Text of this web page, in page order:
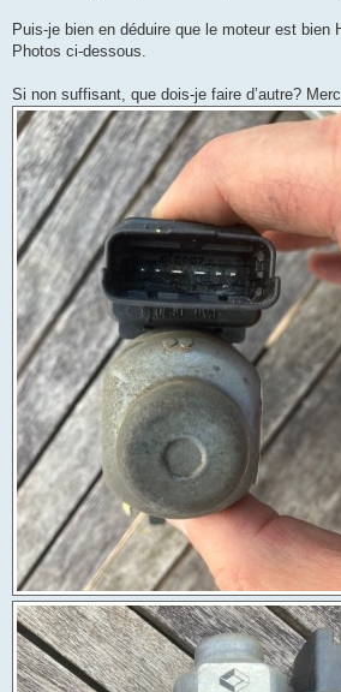
Puis-je bien en déduire que le moteur est bien
Photos ci-dessous.
Si non suffisant, que dois-je faire d’autre?